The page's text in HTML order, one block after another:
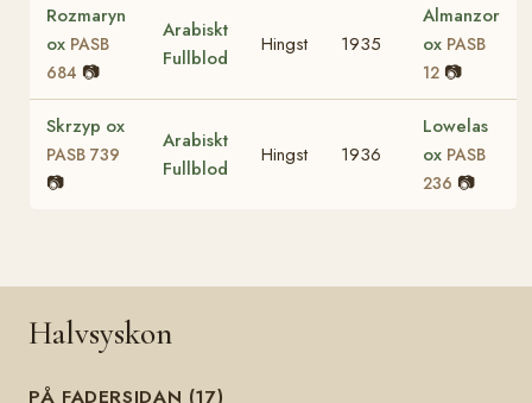
Rozmaryn
ox PASB
684 📷
Arabiskt
Fullblod
Hingst 1935
Almanzor
ox PASB
12 📷
Skrzyp ox
PASB 739
📷
Arabiskt
Fullblod
Hingst 1936
Lowelas
ox PASB
236 📷
Halvsyskon
PÅ FADERSIDAN (17)